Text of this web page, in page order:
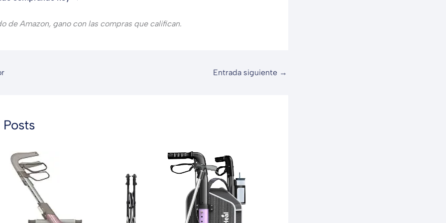
de Amazon, gano con las compras que califican.
Entrada siguiente →